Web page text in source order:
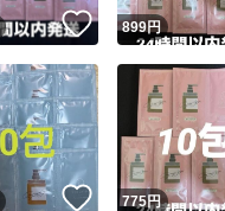
いいね！
899円
いいね！
775円